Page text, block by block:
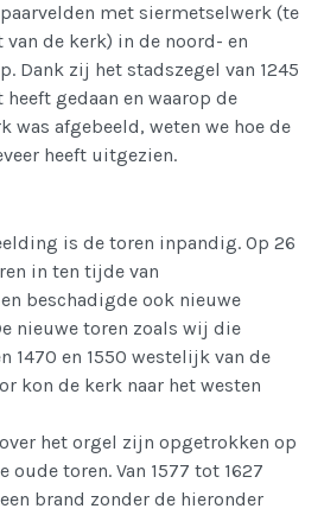
met siermetselwerk (te
de kerk) in de noord- en
Dank zij het stadszegel van 1245
gedaan en waarop de
afgebeeld, weten we hoe de
heeft uitgezien.
is de toren inpandig. Op 26
in ten tijde van
beschadigde ook nieuwe
nieuwe toren zoals wij die
1470 en 1550 westelijk van de
kon de kerk naar het westen
het orgel zijn opgetrokken op
oude toren. Van 1577 tot 1627
brand zonder de hieronder